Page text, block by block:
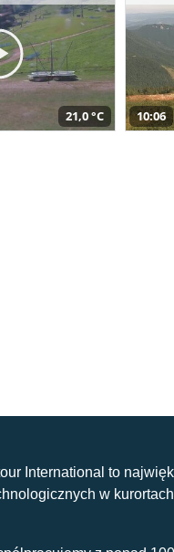
21,0 °C 10:06
International to
w